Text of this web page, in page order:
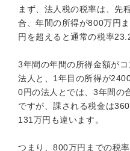
まず、法人税の税率は、先
合、年間の所得が800万円
円を超えると通常の税率
3年間の年間の所得金額が
法人と、1年目の所得が
0円の法人とでは、3年間の
ですが、課される税金は
131万円も違います。
つまり、800万円までの税